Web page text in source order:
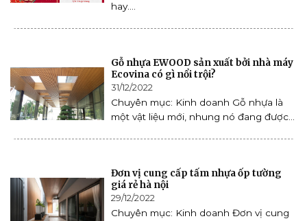
hay....
Gỗ nhựa EWOOD sản xuất bởi nhà máy
Ecovina có gì nổi trội?
31/12/2022
Chuyên mục: Kinh doanh Gỗ nhựa là
một vật liệu mới, nhung nó đang được...
Đơn vị cung cấp tấm nhựa ốp tường
giá rẻ hà nội
29/12/2022
Chuyên mục: Kinh doanh Đơn vị cung